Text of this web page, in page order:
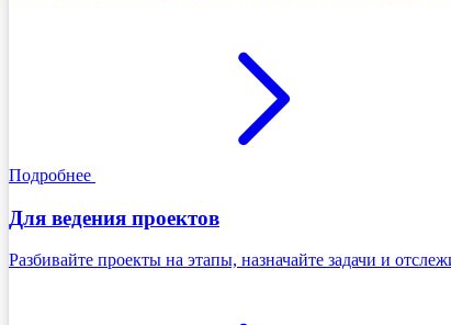
Подробнее
Для ведения проектов
Разбивайте проекты на этапы, назначайте задачи и